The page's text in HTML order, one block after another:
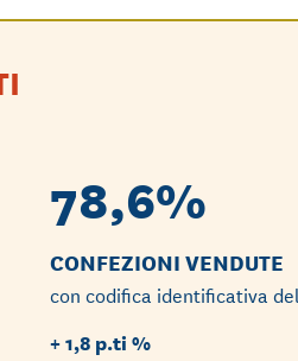
78,6%
CONFEZIONI VENDUTE
con codifica identificativa
+1,8 p.ti %